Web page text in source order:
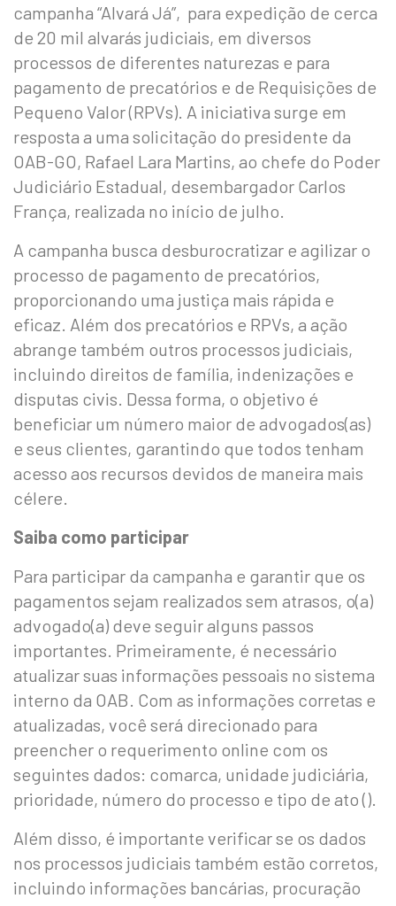
campanha “Alvará Já”, para expedição de cerca
de 20 mil alvarás judiciais, em diversos
processos de diferentes naturezas e para
pagamento de precatórios e de Requisições de
Pequeno Valor (RPVs). A iniciativa surge em
resposta a uma solicitação do presidente da
OAB-GO, Rafael Lara Martins, ao chefe do Poder
Judiciário Estadual, desembargador Carlos
França, realizada no início de julho.
A campanha busca desburocratizar e agilizar o
processo de pagamento de precatórios,
proporcionando uma justiça mais rápida e
eficaz. Além dos precatórios e RPVs, a ação
abrange também outros processos judiciais,
incluindo direitos de família, indenizações e
disputas civis. Dessa forma, o objetivo é
beneficiar um número maior de advogados(as)
e seus clientes, garantindo que todos tenham
acesso aos recursos devidos de maneira mais
célere.
Saiba como participar
Para participar da campanha e garantir que os
pagamentos sejam realizados sem atrasos, o(a)
advogado(a) deve seguir alguns passos
importantes. Primeiramente, é necessário
atualizar suas informações pessoais no sistema
interno da OAB. Com as informações corretas e
atualizadas, você será direcionado para
preencher o requerimento online com os
seguintes dados: comarca, unidade judiciária,
prioridade, número do processo e tipo de ato ().
Além disso, é importante verificar se os dados
nos processos judiciais também estão corretos,
incluindo informações bancárias, procuração